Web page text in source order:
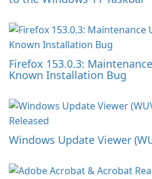
Firefox 153.0.3:
Known Installation Bug
Windows Update Viewer